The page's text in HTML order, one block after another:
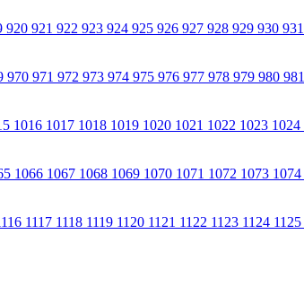
920 921 922 923 924 925 926 927 928 929 930 931
970 971 972 973 974 975 976 977 978 979 980 981
1016 1017 1018 1019 1020 1021 1022 1023 1024
1066 1067 1068 1069 1070 1071 1072 1073 1074
1117 1118 1119 1120 1121 1122 1123 1124 1125